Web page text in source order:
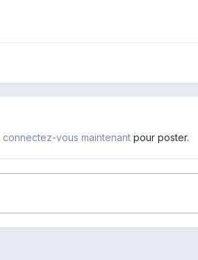
connectez-vous maintenant pour poster.